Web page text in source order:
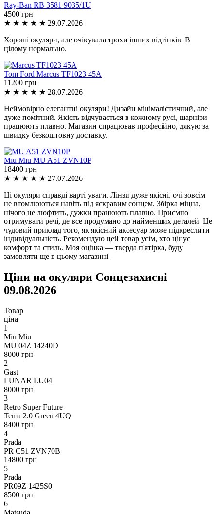
Ray-Ban RB 3581 9035/1U
4500 грн
★ ★ ★ ★ ★ 29.07.2026
Хороші окуляри, але очікувала трохи інших відтінків. В
цілому нормально.
Tom Ford Marcus TF1023 45A
11200 грн
★ ★ ★ ★ ★ 28.07.2026
Неймовірно елегантні окуляри! Дизайн мінімалістичний, але
дуже помітний. Якість відчувається в кожному русі, шарніри
працюють плавно. Магазин спрацював професійно, дякую за
швидку безкоштовну доставку.
Miu Miu MU A51 ZVN10P
18400 грн
★ ★ ★ ★ ★ 27.07.2026
Ці окуляри справді варті уваги. Лінзи дуже якісні, очі зовсім
не втомлюються навіть під яскравим сонцем. Збірка міцна,
нічого не люфтить, дужки працюють плавно. Приємно
отримувати речі, де все продумано до найменших деталей. Це
чудовий приклад того, як якісний аксесуар може підкреслити
індивідуальність. Рекомендую цей товар усім, хто цінує
комфорт та стиль. Моя оцінка — тверда п'ятірка, буду
замовляти ще в цьому магазині.
Ціни на окуляри Сонцезахисні
09.08.2026
Товар
ціна
1
Miu Miu
MU 04Z 14240D
8000 грн
2
Gast
LUNAR LU04
8000 грн
3
Retro Super Future
Tema 2.0 Green 4UQ
8400 грн
4
Prada
PR C51 ZVN70B
14800 грн
5
Prada
PR09Z 1425S0
8500 грн
6